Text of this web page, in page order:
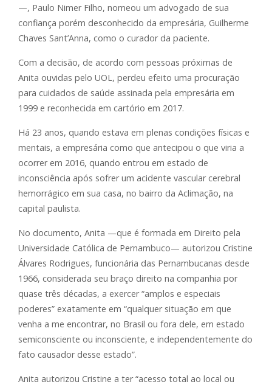
—, Paulo Nimer Filho, nomeou um advogado de sua
confiança porém desconhecido da empresária, Guilherme
Chaves Sant’Anna, como o curador da paciente.
Com a decisão, de acordo com pessoas próximas de
Anita ouvidas pelo UOL, perdeu efeito uma procuração
para cuidados de saúde assinada pela empresária em
1999 e reconhecida em cartório em 2017.
Há 23 anos, quando estava em plenas condições físicas e
mentais, a empresária como que antecipou o que viria a
ocorrer em 2016, quando entrou em estado de
inconsciência após sofrer um acidente vascular cerebral
hemorrágico em sua casa, no bairro da Aclimação, na
capital paulista.
No documento, Anita —que é formada em Direito pela
Universidade Católica de Pernambuco— autorizou Cristine
Álvares Rodrigues, funcionária das Pernambucanas desde
1966, considerada seu braço direito na companhia por
quase três décadas, a exercer “amplos e especiais
poderes” exatamente em “qualquer situação em que
venha a me encontrar, no Brasil ou fora dele, em estado
semiconsciente ou inconsciente, e independentemente do
fato causador desse estado”.
Anita autorizou Cristine a ter “acesso total ao local ou